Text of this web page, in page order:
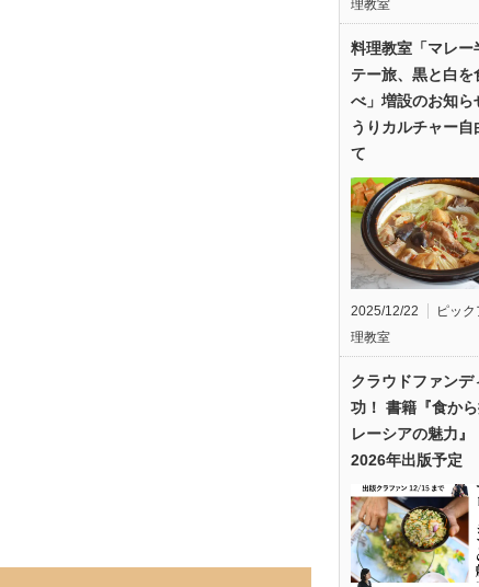
理教室
料理教室「マレー
テー旅、黒と白を
べ」増設のお知ら
うりカルチャー自
て
2025/12/22 ピッ
理教室
クラウドファンデ
功！ 書籍『食か
レーシアの魅力』
2026年出版予定